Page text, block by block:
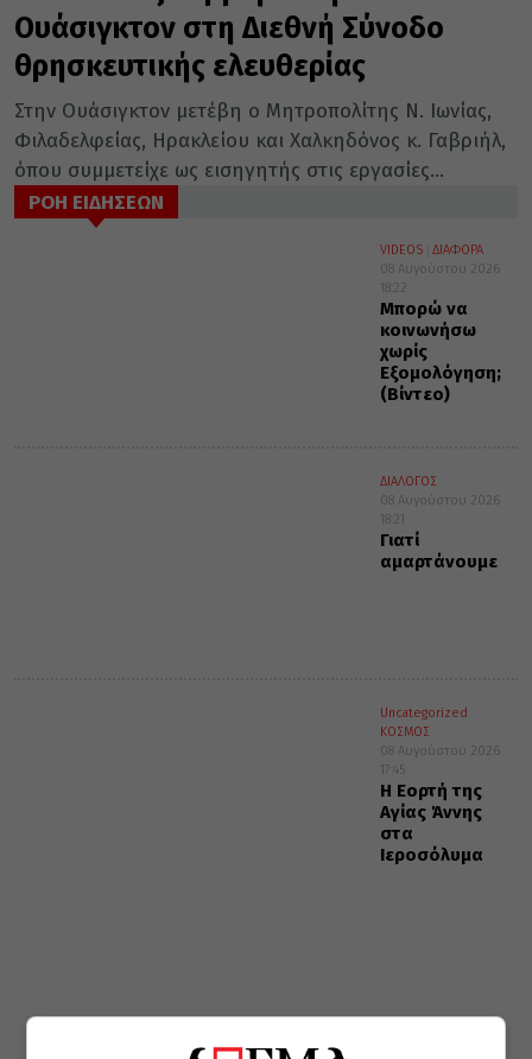
Ουάσιγκτον στη Διεθνή Σύνοδο
θρησκευτικής ελευθερίας
Στην Ουάσιγκτον μετέβη ο Μητροπολίτης Ν. Ιωνίας,
Φιλαδελφείας, Ηρακλείου και Χαλκηδόνος κ. Γαβριήλ,
όπου συμμετείχε ως εισηγητής στις εργασίες...
ΡΟΗ ΕΙΔΗΣΕΩΝ
VIDEOS
ΔΙΑΦΟΡΑ
08 Αυγούστου 2026
18:22
Μπορώ να
κοινωνήσω
χωρίς
Εξομολόγηση;
(Βίντεο)
ΔΙΑΛΟΓΟΣ
08 Αυγούστου 2026
18:21
Γιατί
αμαρτάνουμε
Uncategorized
ΚΟΣΜΟΣ
08 Αυγούστου 2026
17:45
Η Εορτή της
Αγίας Άννης
στα
Ιεροσόλυμα